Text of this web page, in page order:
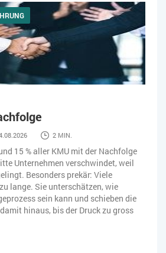
2 MIN.
15 % aller KMU mit der Nachfolge
Unternehmen verschwindet, weil
Besonders prekär: Viele
lange. Sie unterschätzen, wie
sein kann und schieben die
hinaus, bis der Druck zu gross